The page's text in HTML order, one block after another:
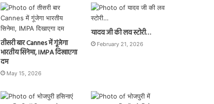
तीसरी बार Cannes में गूंजेगा
भारतीय सिनेमा, IMPA दिखाएगा
दम
May 15, 2026
यादव जी की लव स्टोरी…
February 21, 2026